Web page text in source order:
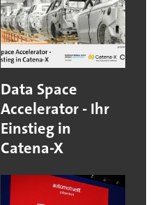
Data Space
Accelerator - Ihr
Einstieg in
Catena-X